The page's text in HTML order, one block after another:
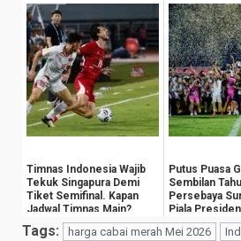
Timnas Indonesia Wajib
Tekuk Singapura Demi
Tiket Semifinal. Kapan
Jadwal Timnas Main?
Putus Puasa
Sembilan
Persebaya
Piala
Tekuk Persib
Tags: harga cabai merah Mei 2026